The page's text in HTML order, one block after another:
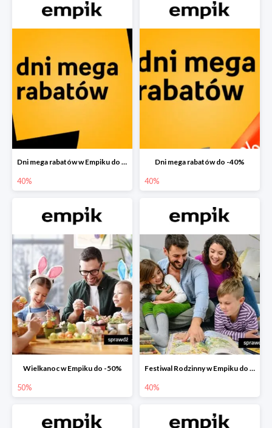
Dni mega rabatów w Empiku do -40%
40%
Dni mega rabatów do -40%
40%
Wielkanoc w Empiku do -50%
50%
Festiwal Rodzinny w Empiku do -40%
40%